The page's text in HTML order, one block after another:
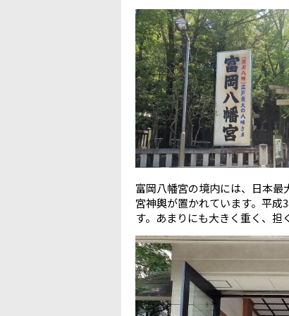
富岡八幡宮の境内には、日本
宮神輿が置かれています。平成
す。あまりにも大きく重く、担